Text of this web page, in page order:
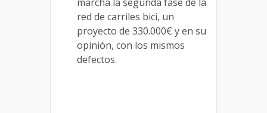
red de carriles bici, un
proyecto de 330.000€ y en su
opinión, con los mismos
defectos.